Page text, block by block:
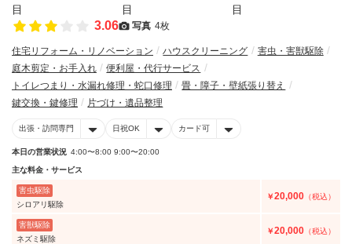
3.06 写真 4枚
住宅リフォーム・リノベーション ハウスクリーニング
害虫・害獣駆除
庭木剪定・お手入れ
便利屋・代行サービス
トイレつまり・水漏れ修理・蛇口修理
畳・障子・壁紙張り替え
鍵交換・鍵修理
片づけ・遺品整理
出張・訪問専門 日祝OK カード可
本日の営業状況 4:00〜8:00 9:00〜20:00
主な料金・サービス
害虫駆除
シロアリ駆除
￥20,000 （税込）
害獣駆除
ネズミ駆除
￥20,000 （税込）